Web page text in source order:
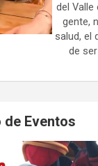
del Valle
gente,
salud, el
de
de Eventos